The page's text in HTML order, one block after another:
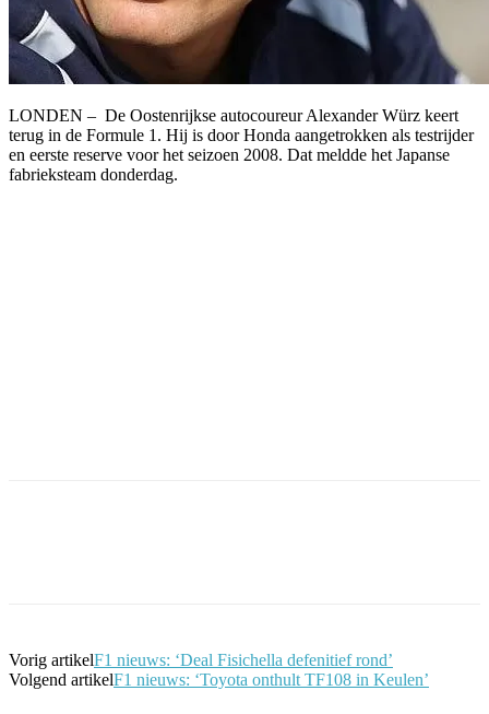
LONDEN – De Oostenrijkse autocoureur Alexander Würz keert
terug in de Formule 1. Hij is door Honda aangetrokken als testrijder
en eerste reserve voor het seizoen 2008. Dat meldde het Japanse
fabrieksteam donderdag.
Vorig artikelF1 nieuws: ‘Deal Fisichella defenitief rond’
Volgend artikelF1 nieuws: ‘Toyota onthult TF108 in Keulen’